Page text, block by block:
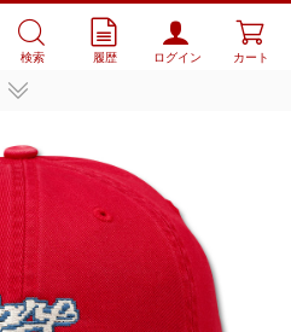
検索 履歴 ログイン カート